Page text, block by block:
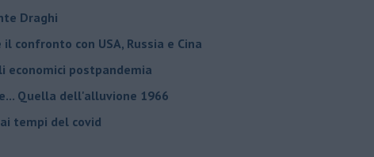
Draghi
confronto con USA, Russia e Cina
economici postpandemia
Quella dell'alluvione 1966
tempi del covid